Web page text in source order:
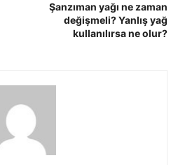
Şanzıman yağı ne zaman
değişmeli? Yanlış yağ
kullanılırsa ne olur?